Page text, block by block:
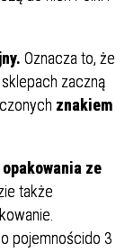
Oznacza to, że
zaczną
znakiem
ze
także
pojemnoścido 3